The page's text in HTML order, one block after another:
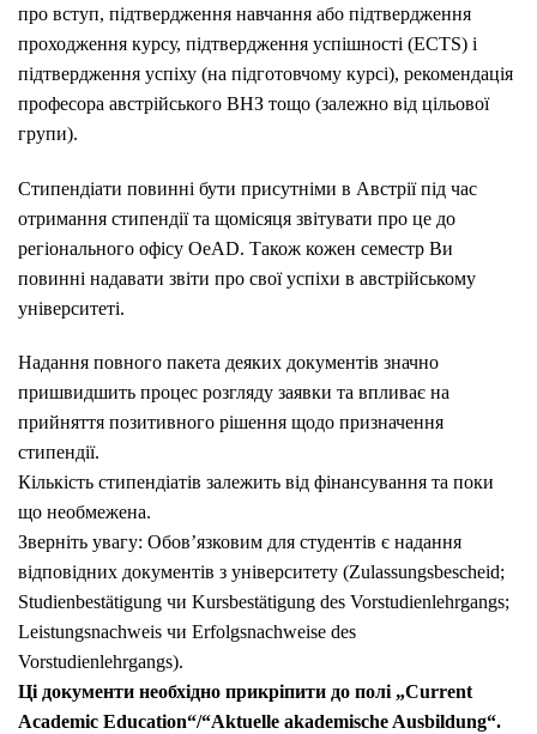
про вступ, підтвердження навчання або підтвердження
проходження курсу, підтвердження успішності (ECTS) і
підтвердження успіху (на підготовчому курсі), рекомендація
професора австрійського ВНЗ тощо (залежно від цільової
групи).
Стипендіати повинні бути присутніми в Австрії під час
отримання стипендії та щомісяця звітувати про це до
регіонального офісу OeAD. Також кожен семестр Ви
повинні надавати звіти про свої успіхи в австрійському
університеті.
Надання повного пакета деяких документів значно
пришвидшить процес розгляду заявки та впливає на
прийняття позитивного рішення щодо призначення
стипендії.
Кількість стипендіатів залежить від фінансування та поки
що необмежена.
Зверніть увагу: Обов’язковим для студентів є надання
відповідних документів з університету (Zulassungsbescheid;
Studienbestätigung чи Kursbestätigung des Vorstudienlehrgangs;
Leistungsnachweis чи Erfolgsnachweise des
Vorstudienlehrgangs).
Ці документи необхідно прикріпити до полі „Current
Academic Education“/“Aktuelle akademische Ausbildung“.